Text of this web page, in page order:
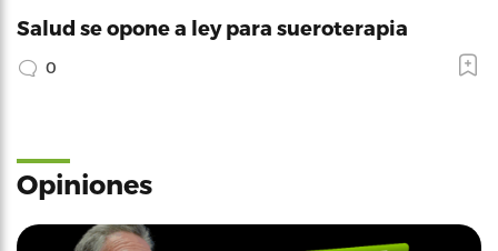
Salud se opone a ley para sueroterapia
0
Opiniones